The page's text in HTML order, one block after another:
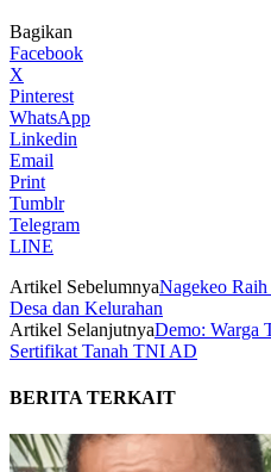
Bagikan
Facebook
X
Pinterest
WhatsApp
Linkedin
Email
Print
Tumblr
Telegram
LINE
Artikel SebelumnyaNagekeo
Desa dan Kelurahan
Artikel SelanjutnyaDemo: Warga
Sertifikat Tanah TNI AD
BERITA TERKAIT